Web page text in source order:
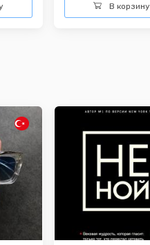
В корзину